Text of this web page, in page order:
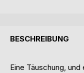
BESCHREIBUNG
Eine Täuschung,